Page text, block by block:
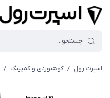
اسپرت رول / کوهنوردی و کمپینگ /